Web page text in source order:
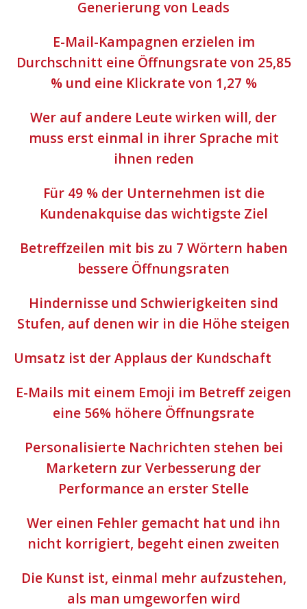
Generierung von Leads
E-Mail-Kampagnen erzielen im
Durchschnitt eine Öffnungsrate von 25,85
% und eine Klickrate von 1,27 %
Wer auf andere Leute wirken will, der
muss erst einmal in ihrer Sprache mit
ihnen reden
Für 49 % der Unternehmen ist die
Kundenakquise das wichtigste Ziel
Betreffzeilen mit bis zu 7 Wörtern haben
bessere Öffnungsraten
Hindernisse und Schwierigkeiten sind
Stufen, auf denen wir in die Höhe steigen
Umsatz ist der Applaus der Kundschaft
E-Mails mit einem Emoji im Betreff zeigen
eine 56% höhere Öffnungsrate
Personalisierte Nachrichten stehen bei
Marketern zur Verbesserung der
Performance an erster Stelle
Wer einen Fehler gemacht hat und ihn
nicht korrigiert, begeht einen zweiten
Die Kunst ist, einmal mehr aufzustehen,
als man umgeworfen wird